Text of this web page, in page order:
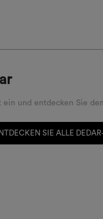
und entdecken Sie
SIE ALLE